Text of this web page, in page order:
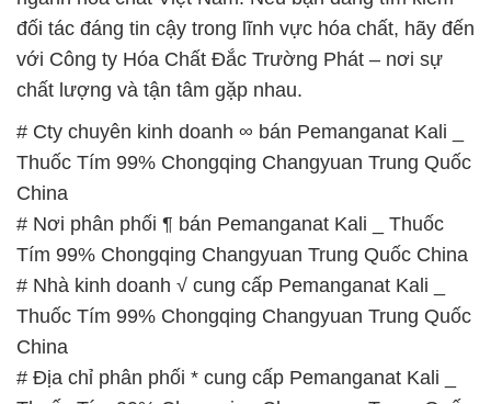
# Nhà kinh doanh √ cung cấp Pemanganat Kali _
Thuốc Tím 99% Chongqing Changyuan Trung Quốc
China
Thuốc Tím 99% Chongqing Changyuan Trung Quốc
China
# Cty cung ứng Ø phân phối Pemanganat Kali _
Thuốc Tím 99% Chongqing Changyuan Trung Quốc
China
# Nơi chuyên bán § thương mại Pemanganat Kali _
Thuốc Tím 99% Chongqing Changyuan Trung Quốc
China
# Nhà thương mại ═ bán Pemanganat Kali _ Thuốc